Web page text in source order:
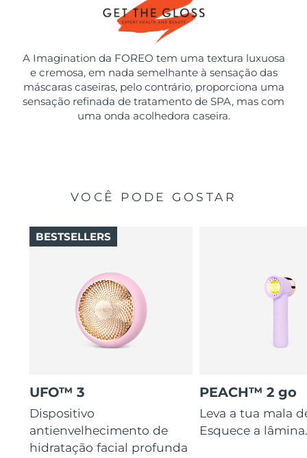
A Imagination da FOREO tem uma textura luxuosa
e cremosa, em nada semelhante à sensação das
máscaras caseiras, pelo contrário, proporciona uma
sensação refinada de tratamento de SPA, mas com
uma onda acolhedora caseira.
VOCÊ PODE GOSTAR
UFO™ 3
Dispositivo
antienvelhecimento de
hidratação facial profunda
BESTSELLERS
PEACH™ 2 go
Leva a tua mala
Esquece a